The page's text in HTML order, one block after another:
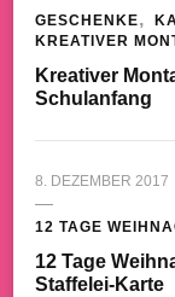
GESCHENKE
KREATIVER
Kreativer
Schulanfang
8. DEZEMBER 2017
12 TAGE
12 Tage
Staffelei-Karte